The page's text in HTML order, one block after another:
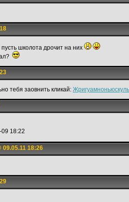
школота дрочит на них
тебя заовнить кликай:
09.05.11 18:26